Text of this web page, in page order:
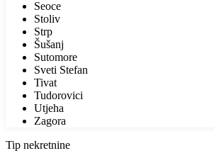
Seoce
Stoliv
Strp
Šušanj
Sutomore
Sveti Stefan
Tivat
Tudorovici
Utjeha
Zagora
Tip nekretnine